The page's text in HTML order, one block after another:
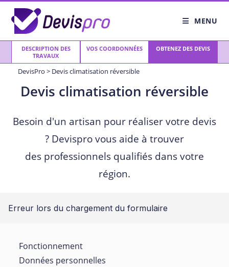
content
MENU
DESCRIPTION DES
TRAVAUX
VOS COORDONNÉES OBTENEZ DES DEVIS
DevisPro > Devis climatisation réversible
Devis climatisation réversible
Besoin d'un artisan pour réaliser votre devis
? Devispro vous aide à trouver
des professionnels qualifiés dans votre
région.
Erreur lors du chargement du formulaire
Fonctionnement
Données personnelles